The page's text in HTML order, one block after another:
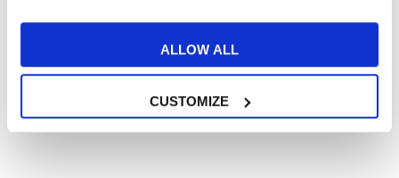
ALLOW ALL
CUSTOMIZE